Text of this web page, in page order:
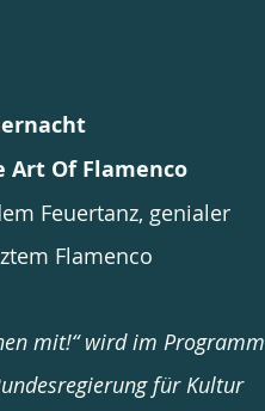
Art Of Flamenco
Feuertanz, genialer
Flamenco
mit!“ wird im Programm
für Kultur